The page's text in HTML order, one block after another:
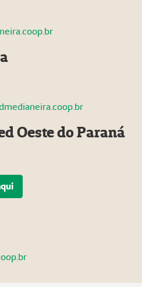
Oeste do Paraná